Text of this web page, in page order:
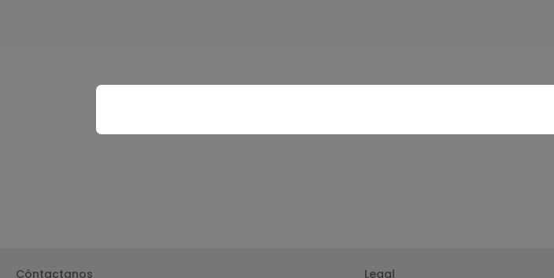
Cóntactanos Legal